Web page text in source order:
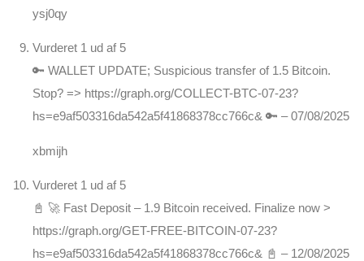
ysj0qy
Vurderet 1 ud af 5
🔑 WALLET UPDATE; Suspicious transfer of 1.5 Bitcoin.
Stop? => https://graph.org/COLLECT-BTC-07-23?
hs=e9af503316da542a5f41868378cc766c& 🔑 – 07/08/2025
xbmijh
Vurderet 1 ud af 5
📓 🚀 Fast Deposit – 1.9 Bitcoin received. Finalize now >
https://graph.org/GET-FREE-BITCOIN-07-23?
hs=e9af503316da542a5f41868378cc766c& 📓 – 12/08/2025